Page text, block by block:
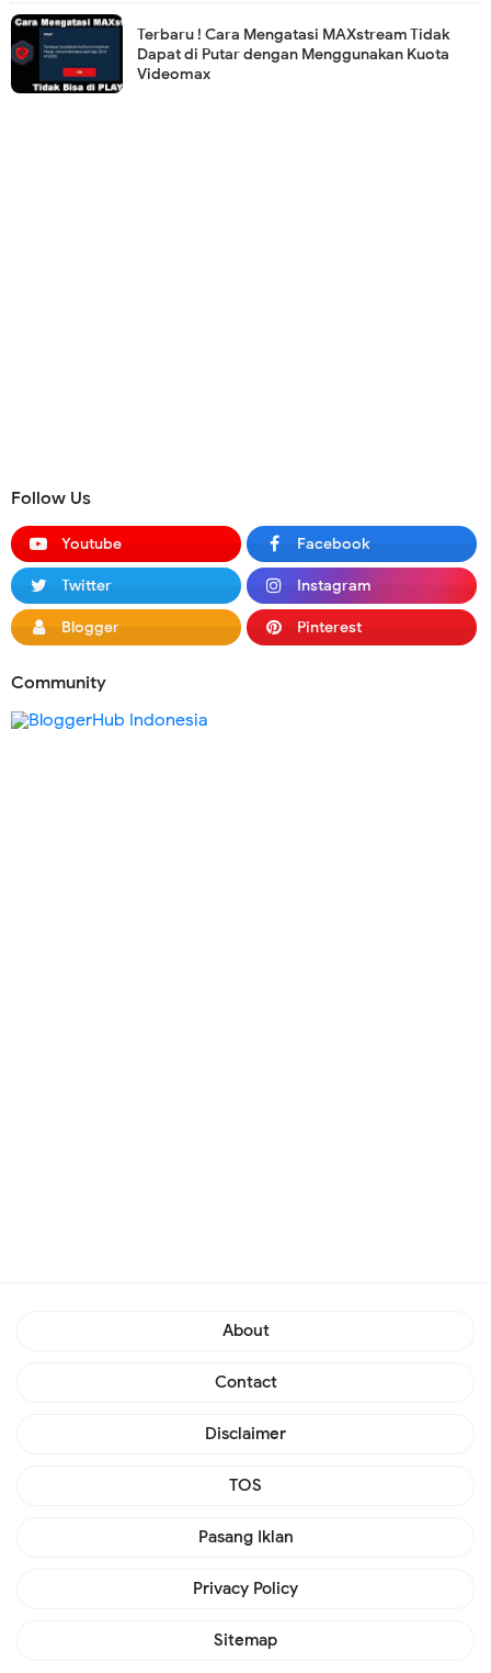
Terbaru ! Cara Mengatasi MAXstream Tidak
Dapat di Putar dengan Menggunakan Kuota
Videomax
Follow Us
Youtube Facebook
Twitter Instagram
Blogger Pinterest
Community
About
Contact
Disclaimer
TOS
Pasang Iklan
Privacy Policy
Sitemap